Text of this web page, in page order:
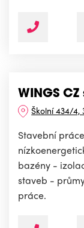
WINGS CZ
Školní 434/4,
Stavební
bazény -
staveb -
práce.